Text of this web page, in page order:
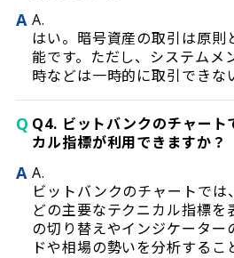
A A.
はい。暗号資産の取引は原
能です。ただし、システムメ
時などは一時的に取引できな
Q Q4. ビットバンクのチャート
カル指標が利用できますか？
A A.
ビットバンクのチャートでは
どの主要なテクニカル指標を
の切り替えやインジケーター
ドや相場の勢いを分析するこ